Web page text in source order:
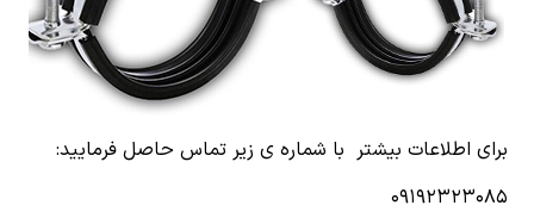
برای اطلاعات بیشتر با شماره ی زیر تماس حاصل فرمایید:
۰۹۱۹۲۳۲۳۰۸۵